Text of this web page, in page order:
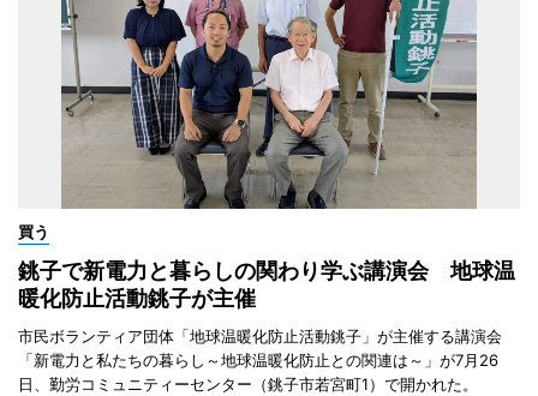
買う
銚子で新電力と暮らしの関わり学ぶ講演会 地球温
暖化防止活動銚子が主催
市民ボランティア団体「地球温暖化防止活動銚子」が主催する講演会
「新電力と私たちの暮らし～地球温暖化防止との関連は～」が7月26
日、勤労コミュニティーセンター（銚子市若宮町1）で開かれた。